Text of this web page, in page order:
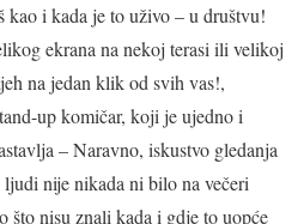
kao i kada je to uživo – u društvu!
ekrana na nekoj terasi ili velikoj
na jedan klik od svih vas!,
up komičar, koji je ujedno i
– Naravno, iskustvo gledanja
nije nikada ni bilo na večeri
što nisu znali kada i gdje to uopće